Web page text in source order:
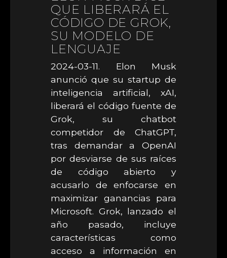
QUE LIBERARÁ EL
CÓDIGO DE GROK,
SU MODELO DE
LENGUAJE
2024-03-11. Elon Musk
anunció que su startup de
inteligencia artificial, xAI,
liberará el código fuente de
Grok, su chatbot
competidor de ChatGPT,
tras demandar a OpenAI
por desviarse de sus raíces
de código abierto y
acusarlo de enfocarse en
maximizar ganancias para
Microsoft. Grok, lanzado el
año pasado, incluye
características como
acceso a información en